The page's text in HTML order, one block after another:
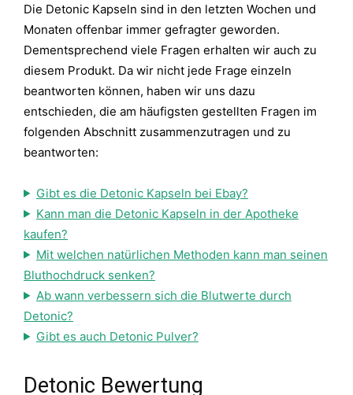
Die Detonic Kapseln sind in den letzten Wochen und
Monaten offenbar immer gefragter geworden.
Dementsprechend viele Fragen erhalten wir auch zu
diesem Produkt. Da wir nicht jede Frage einzeln
beantworten können, haben wir uns dazu
entschieden, die am häufigsten gestellten Fragen im
folgenden Abschnitt zusammenzutragen und zu
beantworten:
Gibt es die Detonic Kapseln bei Ebay?
Kann man die Detonic Kapseln in der Apotheke
kaufen?
Mit welchen natürlichen Methoden kann man seinen
Bluthochdruck senken?
Ab wann verbessern sich die Blutwerte durch
Detonic?
Gibt es auch Detonic Pulver?
Detonic Bewertung